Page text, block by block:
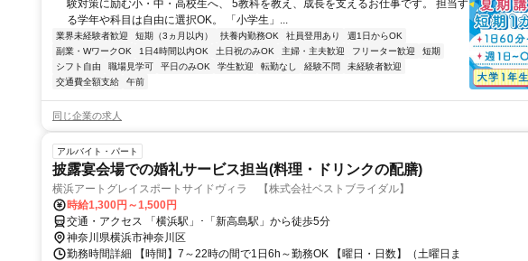
験対策に励む小・中・高校生へ、 5教科を教え、成長を支えるお仕事です。 担当す
る学年や科目は自由に選択OK。 「小学生」...
業界未経験者歓迎 短期（3ヵ月以内） 扶養内勤務OK 社員登用あり
週1日からOK
副業・WワークOK
1日4時間以内OK 土日祝のみOK 主婦・主夫歓迎 フリーター歓迎
短期
シフト自由
職場見学可 平日のみOK 学生歓迎 転勤なし 経験不問
未経験者歓迎
交通費全額支給
午前
同じ企業の求人
アルバイト・パート
披露宴会場での婚礼サービス担当(料理・ドリンクの配膳)
横浜アートグレイスポートサイドヴィラ 【株式会社ベストブライダル】
時給1,300円～1,500円
交通・アクセス 「横浜駅」･「新高島駅」から徒歩5分
神奈川県横浜市神奈川区
勤務時間詳細 【時間】7～22時の間で1日6h～勤務OK 【曜日・日数】（土曜日ま